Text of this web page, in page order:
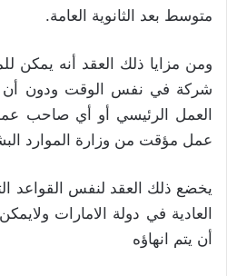
متوسط بعد الثانوية العامة.
ومن مزايا ذلك العقد أنه يمكن
شركة في نفس الوقت ودون أن
العمل الرئيسي أو أي صاحب
عمل مؤقت من وزارة الموارد
يخضع ذلك العقد لنفس القواعد
العادية في دولة الامارات
أن يتم انهاؤه